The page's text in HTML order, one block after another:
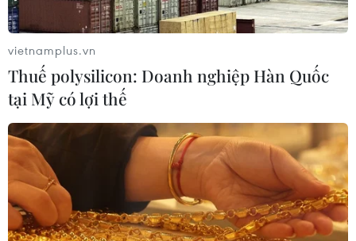
hàng không
07/08/2026 06:46
Cần xử lý dứt điểm việc tập kết gỗ ở
hành lang an toàn giao thông Quốc
lộ 22B
07/08/2026 04:31
Hãng hàng không Air Premia của
Hàn Quốc nối lại đường bay
vietnamplus.vn
Thuế polysilicon: Doanh nghiệp Hàn Quốc
tại Mỹ có lợi thế